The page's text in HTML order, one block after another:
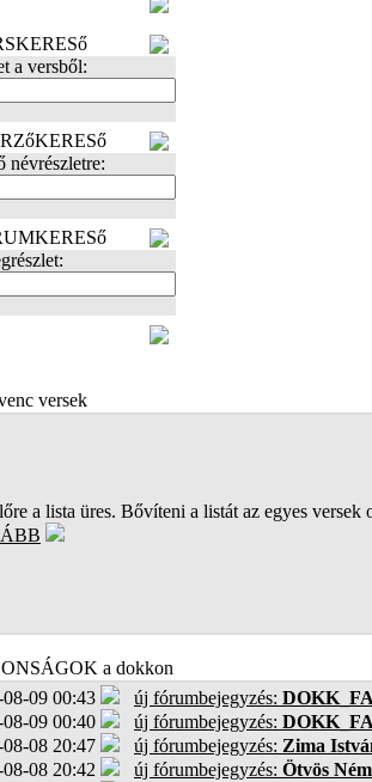
a versből:
névrészletre:
versek
a lista üres. Bővíteni a listát az egyes versek
a dokkon
08-09 00:43
új fórumbejegyzés:
08-09 00:40
új fórumbejegyzés:
08-08 20:47
új fórumbejegyzés: Zima
08 20:42
új fórumbejegyzés: Ötvös